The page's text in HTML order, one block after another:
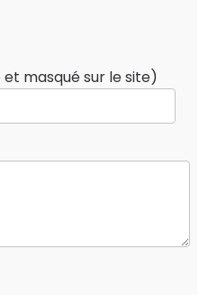
masqué sur le site)